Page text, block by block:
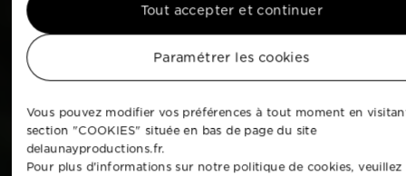
Paramétrer les cookies
Tout accepter et continuer
Vous pouvez modifier vos préférences à tout moment en
section "COOKIES" située en bas de page du site
delaunayproductions.fr.
Pour plus d'informations sur notre politique de cookies, veuillez